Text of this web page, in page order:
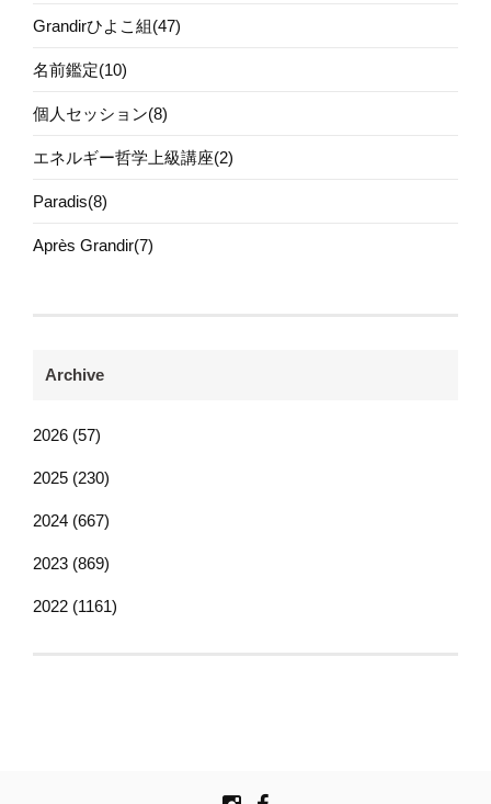
Grandirひよこ組(47)
名前鑑定(10)
個人セッション(8)
エネルギー哲学上級講座(2)
Paradis(8)
Après Grandir(7)
Archive
2026 (57)
2025 (230)
2024 (667)
2023 (869)
2022 (1161)